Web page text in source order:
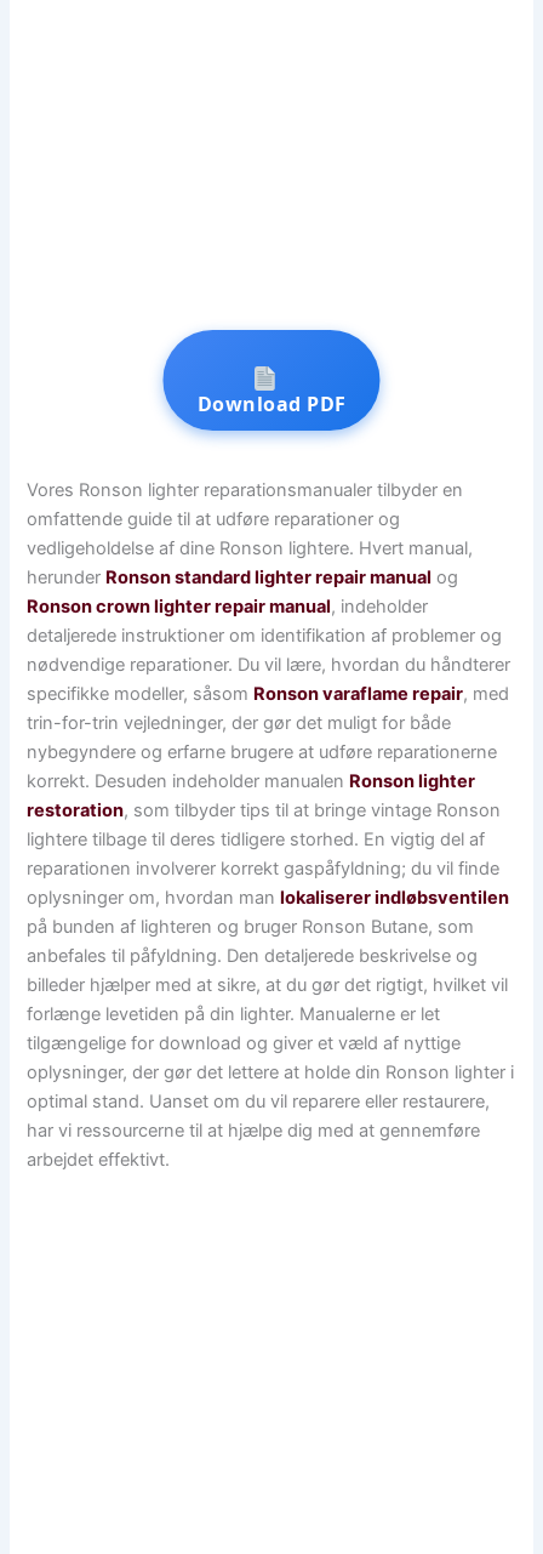
Download PDF
Vores Ronson lighter reparationsmanualer tilbyder en
omfattende guide til at udføre reparationer og
vedligeholdelse af dine Ronson lightere. Hvert manual,
herunder Ronson standard lighter repair manual og
Ronson crown lighter repair manual, indeholder
detaljerede instruktioner om identifikation af problemer og
nødvendige reparationer. Du vil lære, hvordan du håndterer
specifikke modeller, såsom Ronson varaflame repair, med
trin-for-trin vejledninger, der gør det muligt for både
nybegyndere og erfarne brugere at udføre reparationerne
korrekt. Desuden indeholder manualen Ronson lighter
restoration, som tilbyder tips til at bringe vintage Ronson
lightere tilbage til deres tidligere storhed. En vigtig del af
reparationen involverer korrekt gaspåfyldning; du vil finde
oplysninger om, hvordan manlokaliserer indløbsventilen
på bunden af lighteren og bruger Ronson Butane, som
anbefales til påfyldning. Den detaljerede beskrivelse og
billeder hjælper med at sikre, at du gør det rigtigt, hvilket vil
forlænge levetiden på din lighter. Manualerne er let
tilgængelige for download og giver et væld af nyttige
oplysninger, der gør det lettere at holde din Ronson lighter i
optimal stand. Uanset om du vil reparere eller restaurere,
har vi ressourcerne til at hjælpe dig med at gennemføre
arbejdet effektivt.